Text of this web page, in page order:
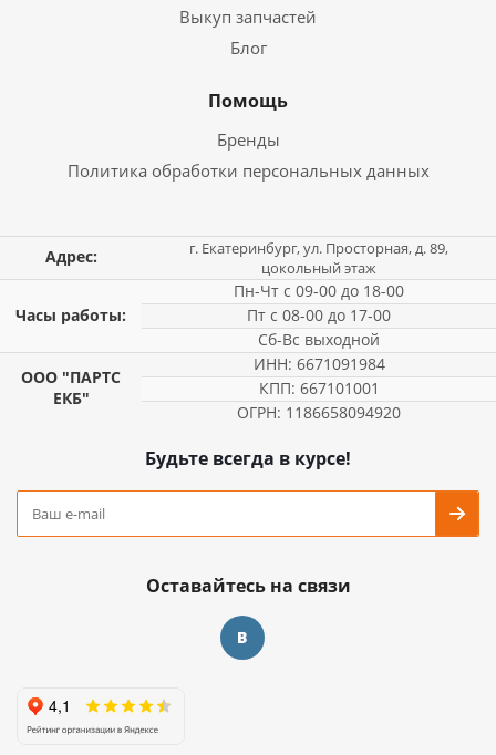
Выкуп запчастей
Блог
Помощь
Бренды
Политика обработки персональных данных
Адрес:
г. Екатеринбург, ул. Просторная, д. 89,
цокольный этаж
Часы работы:
Пн-Чт с 09-00 до 18-00
Пт с 08-00 до 17-00
Сб-Вс выходной
ООО "ПАРТС
ЕКБ"
ИНН: 6671091984
КПП: 667101001
ОГРН: 1186658094920
Будьте всегда в курсе!
Оставайтесь на связи